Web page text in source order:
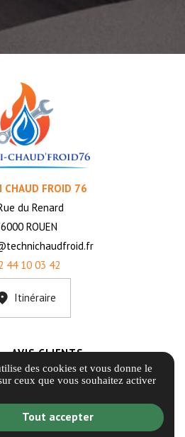
CHAUD FROID 76
du Renard
ROUEN
44 10 03 42
Itinéraire
AVIS CLIENTS
des cookies et vous donne le
ceux que vous souhaitez activer
Tout accepter